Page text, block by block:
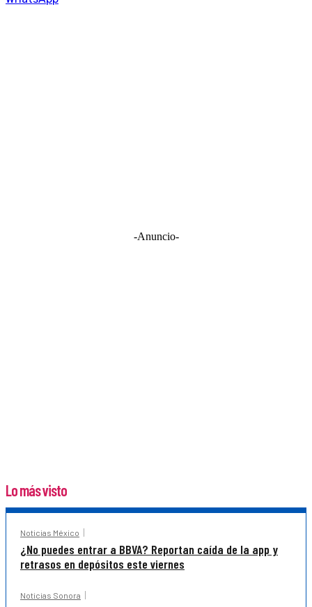
-Anuncio-
Lo más visto
Noticias México
¿No puedes entrar a BBVA? Reportan caída de la app y
retrasos en depósitos este viernes
Noticias Sonora